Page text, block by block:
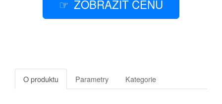
ZOBRAZIT CENU
O produktu Parametry Kategorie